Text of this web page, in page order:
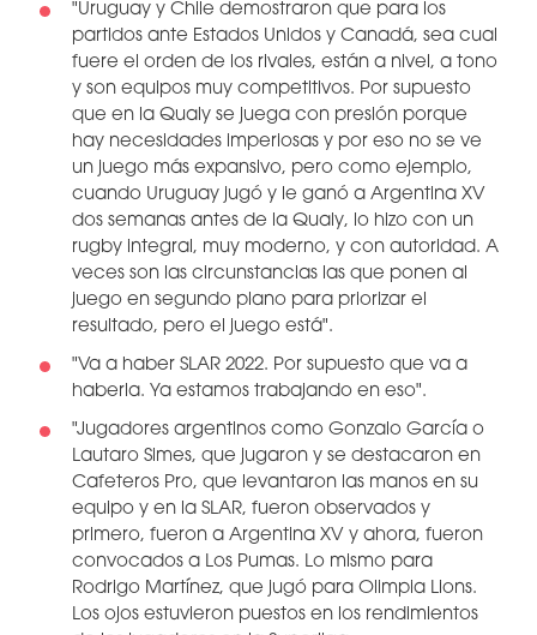
"Uruguay y Chile demostraron que para los
partidos ante Estados Unidos y Canadá, sea cual
fuere el orden de los rivales, están a nivel, a tono
y son equipos muy competitivos. Por supuesto
que en la Qualy se juega con presión porque
hay necesidades imperiosas y por eso no se ve
un juego más expansivo, pero como ejemplo,
cuando Uruguay jugó y le ganó a Argentina XV
dos semanas antes de la Qualy, lo hizo con un
rugby integral, muy moderno, y con autoridad. A
veces son las circunstancias las que ponen al
juego en segundo plano para priorizar el
resultado, pero el juego está".
"Va a haber SLAR 2022. Por supuesto que va a
haberla. Ya estamos trabajando en eso".
"Jugadores argentinos como Gonzalo García o
Lautaro Simes, que jugaron y se destacaron en
Cafeteros Pro, que levantaron las manos en su
equipo y en la SLAR, fueron observados y
primero, fueron a Argentina XV y ahora, fueron
convocados a Los Pumas. Lo mismo para
Rodrigo Martínez, que jugó para Olimpia Lions.
Los ojos estuvieron puestos en los rendimientos